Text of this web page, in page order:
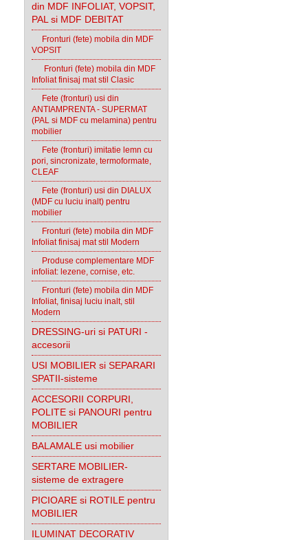
din MDF INFOLIAT, VOPSIT,
PAL si MDF DEBITAT
Fronturi (fete) mobila din MDF
VOPSIT
Fronturi (fete) mobila din MDF
Infoliat finisaj mat stil Clasic
Fete (fronturi) usi din
ANTIAMPRENTA - SUPERMAT
(PAL si MDF cu melamina) pentru
mobilier
Fete (fronturi) imitatie lemn cu
pori, sincronizate, termoformate,
CLEAF
Fete (fronturi) usi din DIALUX
(MDF cu luciu inalt) pentru
mobilier
Fronturi (fete) mobila din MDF
Infoliat finisaj mat stil Modern
Produse complementare MDF
infoliat: lezene, cornise, etc.
Fronturi (fete) mobila din MDF
Infoliat, finisaj luciu inalt, stil
Modern
DRESSING-uri si PATURI -
accesorii
USI MOBILIER si SEPARARI
SPATII-sisteme
ACCESORII CORPURI,
POLITE si PANOURI pentru
MOBILIER
BALAMALE usi mobilier
SERTARE MOBILIER-
sisteme de extragere
PICIOARE si ROTILE pentru
MOBILIER
ILUMINAT DECORATIV